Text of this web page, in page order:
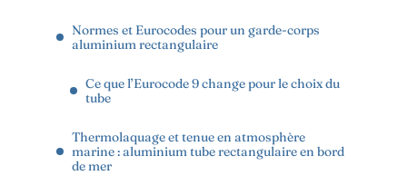
Normes et Eurocodes pour un garde-corps
aluminium rectangulaire
Ce que l’Eurocode 9 change pour le choix du
tube
Thermolaquage et tenue en atmosphère
marine : aluminium tube rectangulaire en bord
de mer